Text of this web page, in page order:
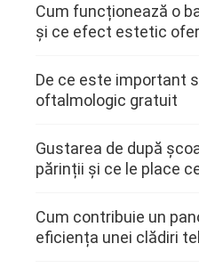
Cum funcționează o
și ce efect estetic
De ce este important
oftalmologic gratuit
Gustarea de după
părinții și ce le place
Cum contribuie un
eficiența unei clădiri